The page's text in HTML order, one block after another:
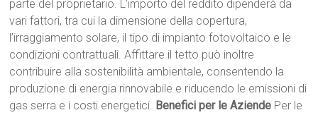
parte del proprietario. L’importo del reddito dipenderà da
vari fattori, tra cui la dimensione della copertura,
l’irraggiamento solare, il tipo di impianto fotovoltaico e le
condizioni contrattuali. Affittare il tetto può inoltre
contribuire alla sostenibilità ambientale, consentendo la
produzione di energia rinnovabile e riducendo le emissioni di
gas serra e i costi energetici. Benefici per le Aziende Per le